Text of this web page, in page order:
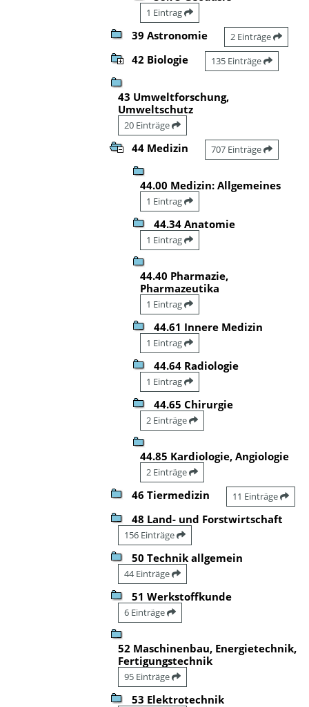
1 Eintrag
39 Astronomie 2 Einträge
42 Biologie 135 Einträge
43 Umweltforschung,
Umweltschutz
20 Einträge
44 Medizin 707 Einträge
44.00 Medizin: Allgemeines
1 Eintrag
44.34 Anatomie
1 Eintrag
44.40 Pharmazie,
Pharmazeutika
1 Eintrag
44.61 Innere Medizin
1 Eintrag
44.64 Radiologie
1 Eintrag
44.65 Chirurgie
2 Einträge
44.85 Kardiologie, Angiologie
2 Einträge
46 Tiermedizin 11 Einträge
48 Land- und Forstwirtschaft
156 Einträge
50 Technik allgemein
44 Einträge
51 Werkstoffkunde
6 Einträge
52 Maschinenbau, Energietechnik,
Fertigungstechnik
95 Einträge
53 Elektrotechnik